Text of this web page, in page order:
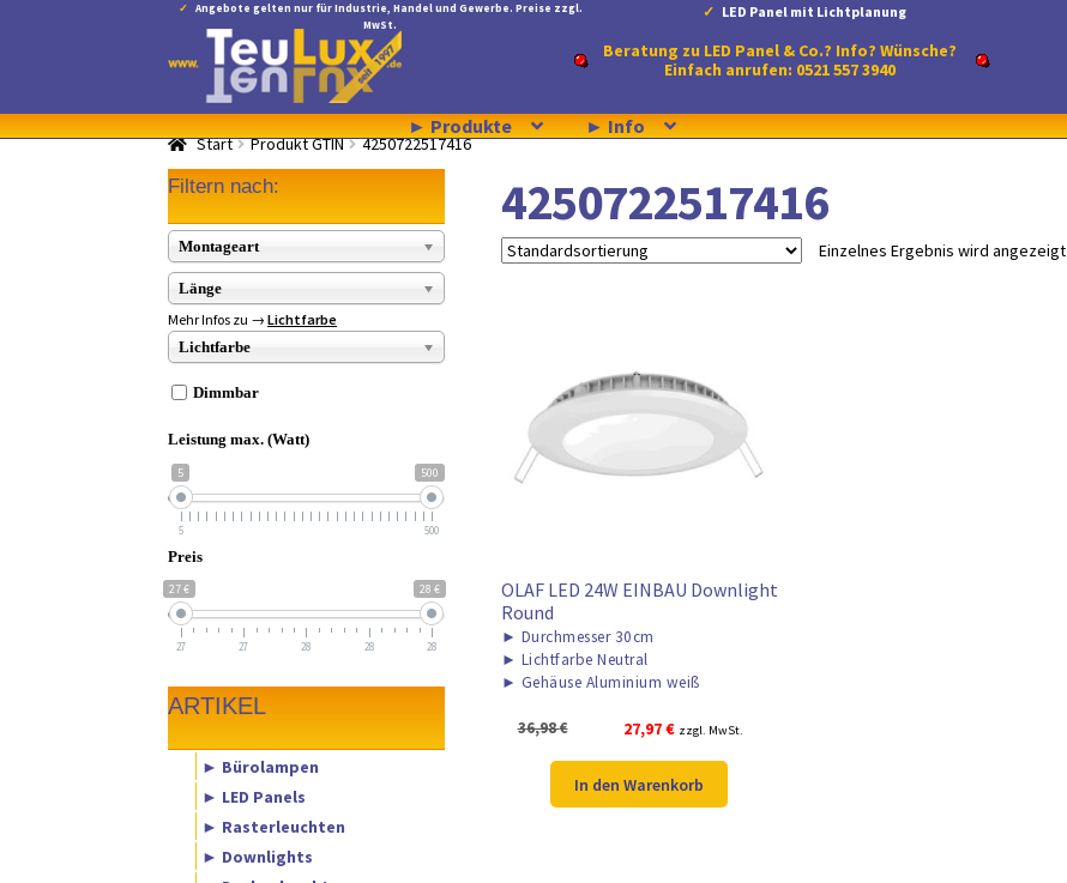
Angebote gelten nur für Industrie, Handel und Gewerbe. Preise zzgl.
MwSt.
LED Panel mit Lichtplanung
Navigation
springen
Inhalt
springen
Beratung zu LED Panel & Co.? Info? Wünsche?
Einfach anrufen: 0521 557 3940
► Produkte ► Info
Start Produkt GTIN 4250722517416
4250722517416
Einzelnes Ergebnis wird angezeigt
OLAF LED 24W EINBAU Downlight
Round
► Durchmesser 30cm
► Lichtfarbe Neutral
► Gehäuse Aluminium weiß
36,98€
Ursprünglicher
war:
36,98 €
27,97€Aktueller
ist:
27,97 €.
zzgl. MwSt.
In den Warenkorb
Filtern nach:
Montageart
Länge
Mehr Infos zu →Lichtfarbe
Lichtfarbe
Dimmbar
Leistung max. (Watt)
5 500
5 500
Preis
27 € 28 €
27 27 28 28 28
ARTIKEL
► Bürolampen
► LED Panels
► Rasterleuchten
► Downlights